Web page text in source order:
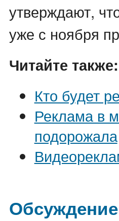
утверждают,
уже с ноября
Читайте также:
Кто будет
Реклама в
подорожала